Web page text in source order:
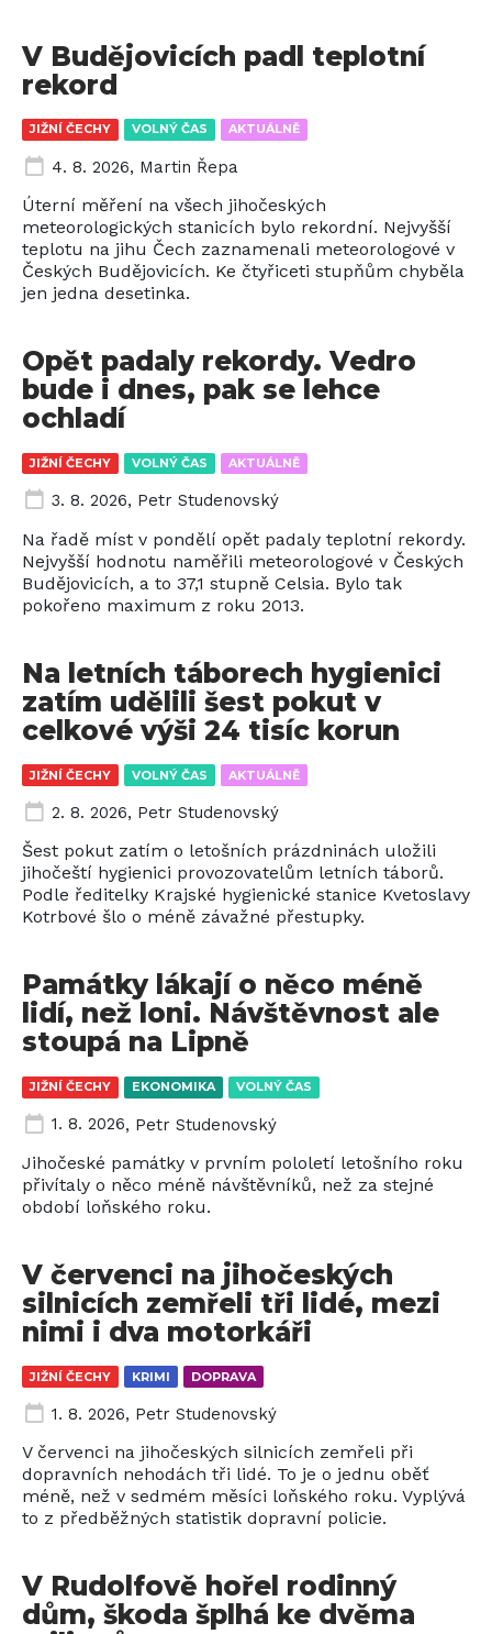
JIŽNÍ ČECHY VOLNÝ ČAS AKTUÁLNĚ
V Budějovicích padl teplotní
rekord
4. 8. 2026, Martin Řepa
Úterní měření na všech jihočeských
meteorologických stanicích bylo rekordní. Nejvyšší
teplotu na jihu Čech zaznamenali meteorologové v
Českých Budějovicích. Ke čtyřiceti stupňům chyběla
jen jedna desetinka.
JIŽNÍ ČECHY VOLNÝ ČAS AKTUÁLNĚ
Opět padaly rekordy. Vedro
bude i dnes, pak se lehce
ochladí
3. 8. 2026, Petr Studenovský
Na řadě míst v pondělí opět padaly teplotní rekordy.
Nejvyšší hodnotu naměřili meteorologové v Českých
Budějovicích, a to 37,1 stupně Celsia. Bylo tak
pokořeno maximum z roku 2013.
JIŽNÍ ČECHY VOLNÝ ČAS AKTUÁLNĚ
Na letních táborech hygienici
zatím udělili šest pokut v
celkové výši 24 tisíc korun
2. 8. 2026, Petr Studenovský
Šest pokut zatím o letošních prázdninách uložili
jihočeští hygienici provozovatelům letních táborů.
Podle ředitelky Krajské hygienické stanice Kvetoslavy
Kotrbové šlo o méně závažné přestupky.
JIŽNÍ ČECHY EKONOMIKA VOLNÝ ČAS
Památky lákají o něco méně
lidí, než loni. Návštěvnost ale
stoupá na Lipně
1. 8. 2026, Petr Studenovský
Jihočeské památky v prvním pololetí letošního roku
přivítaly o něco méně návštěvníků, než za stejné
období loňského roku.
JIŽNÍ ČECHY KRIMI DOPRAVA
V červenci na jihočeských
silnicích zemřeli tři lidé, mezi
nimi i dva motorkáři
1. 8. 2026, Petr Studenovský
V červenci na jihočeských silnicích zemřeli při
dopravních nehodách tři lidé. To je o jednu oběť
méně, než v sedmém měsíci loňského roku. Vyplývá
to z předběžných statistik dopravní policie.
V Rudolfově hořel rodinný
dům, škoda šplhá ke dvěma